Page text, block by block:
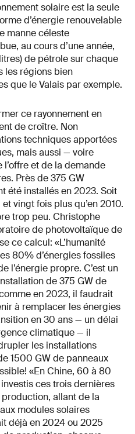
solaire est la seule
d’énergie renouvelable
manne céleste
au cours d’une année,
de pétrole sur chaque
les régions bien
que le Valais par exemple.
ce rayonnement en
de croître. Non
techniques apportées
mais aussi — voire
et de la demande
Près de 375 GW
été installés en 2023. Soit
vingt fois plus qu’en 2010.
trop peu. Christophe
de photovoltaïque de
ce calcul: «L’humanité
80% d’énergies fossiles
l’énergie propre. C’est un
de 375 GW de
en 2023, il faudrait
à remplacer les énergies
en 30 ans — un délai
climatique — il
les installations
1500 GW de panneaux
«En Chine, 60 à 80
ces trois dernières
allant de la
modules solaires
déjà en 2024 ou 2025